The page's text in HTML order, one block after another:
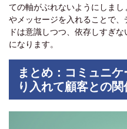
ての軸がぶれないようにしま
やメッセージを入れることで
ドは意識しつつ、依存しすぎ
になります。
まとめ：コミュニ
り入れて顧客との